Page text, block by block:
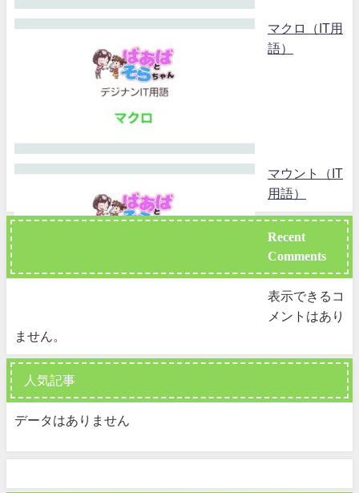
マクロ（IT用
語）
マウント（IT
用語）
Recent
Comments
表示できるコ
メントはあり
ません。
人気記事
データはありません